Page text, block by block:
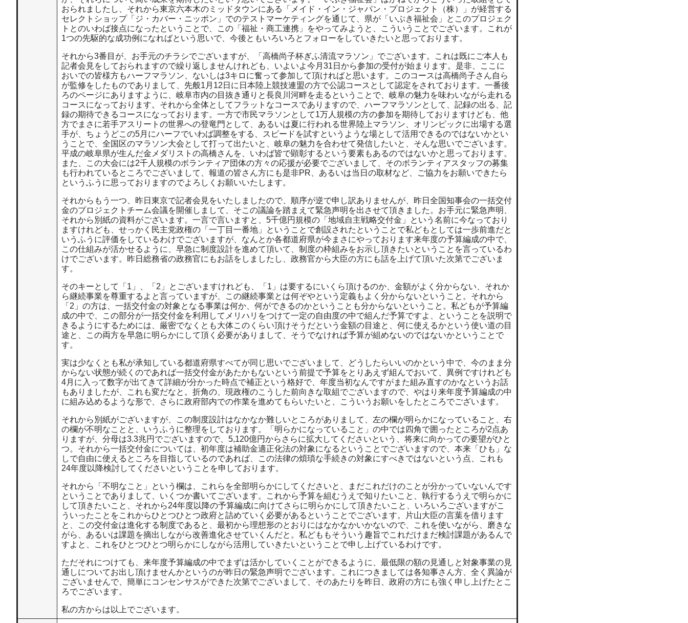
おられましたし、それから東京六本木のミッドタウンにある「メイド・イン・ジャパン・プロジェクト（株）」が経営する
セレクトショップ「ジ・カバー・ニッポン」でのテストマーケティングを通じて、県が「いぶき福祉会」とこのプロジェク
トとのいわば接点になったということで、この「福祉・商工連携」をやってみようと、こういうことでございます。これが
1つの先駆的な成功例になればという思いで、今後ともいろいろとフォローをしていきたいと思っております。
それから3番目が、お手元のチラシでございますが、「高橋尚子杯ぎふ清流マラソン」でございます。これは既にご本人も
記者会見をしておられますので繰り返しませんけれども、いよいよ今月31日から参加の受付が始まります。是非、ここに
おいでの皆様方もハーフマラソン、ないしは3キロに奮って参加して頂ければと思います。このコースは高橋尚子さん自ら
が監修をしたものでありまして、先般1月12日に日本陸上競技連盟の方で公認コースとして認定をされております。一番後
ろのページにありますように、岐阜市内の目抜き通りと長良川河畔を走るということで、岐阜の魅力を味わいながら走れる
コースになっております。それから全体としてフラットなコースでありますので、ハーフマラソンとして、記録の出る、記
録の期待できるコースになっております。一方で市民マラソンとして1万人規模の方の参加を期待しておりますけども、他
方でまさに若手アスリートの世界への登竜門として、あるいは夏に行われる世界陸上マラソン、オリンピックに出場する選
手が、ちょうどこの5月にハーフでいわば調整をする、スピードを試すというような場として活用できるのではないかとい
うことで、全国区のマラソン大会として打って出たいと、岐阜の魅力を合わせて発信したいと、そんな思いでございます。
平成の岐阜県が生んだ金メダリストの高橋さんを、いわば皆で顕彰するという要素もあるのではないかと思っております。
また、この大会には2千人規模のボランティア団体の方々の応援が必要でございまして、そのボランティアスタッフの募集
も行われているところでございまして、報道の皆さん方にも是非PR、あるいは当日の取材など、ご協力をお願いできたら
というふうに思っておりますのでよろしくお願いいたします。
それからもう一つ、昨日東京で記者会見をいたしましたので、順序が逆で申し訳ありませんが、昨日全国知事会の一括交付
金のプロジェクトチーム会議を開催しまして、そこの議論を踏まえて緊急声明を出させて頂きました。お手元に緊急声明、
それから別紙の資料がございます。一言で言いますと、5千億円規模の「地域自主戦略交付金」という名前に今なっており
ますけれども、せっかく民主党政権の「一丁目一番地」ということで創設されたということで私どもとしては一歩前進だと
いうふうに評価をしているわけでございますが、なんとか各都道府県が今まさにやっております来年度の予算編成の中で、
この仕組みが活かせるように、早急に制度設計を進めて頂いて、制度の枠組みをお示し頂きたいということを言っているわ
けでございます。昨日総務省の政務官にもお話をしましたし、政務官から大臣の方にも話を上げて頂いた次第でございま
す。
そのキーとして「1」、「2」とございますけれども、「1」は要するにいくら頂けるのか、金額がよく分からない、それか
ら継続事業を尊重するよと言っていますが、この継続事業とは何ぞやという定義もよく分からないということ。それから
「2」の方は、一括交付金の対象となる事業は何か、何ができるのかということも分からないということ。私どもが予算編
成の中で、この部分が一括交付金を利用してメリハリをつけて一定の自由度の中で組んだ予算ですよ、ということを説明で
きるようにするためには、厳密でなくとも大体このくらい頂けそうだという金額の目途と、何に使えるかという使い道の目
途と、この両方を早急に明らかにして頂く必要がありまして、そうでなければ予算が組めないのではないかということで
す。
実は少なくとも私が承知している都道府県すべてが同じ思いでございまして、どうしたらいいのかという中で、今のまま分
からない状態が続くのであれば一括交付金があたかもないという前提で予算をとりあえず組んでおいて、異例ですけれども
4月に入って数字が出てきて詳細が分かった時点で補正という格好で、年度当初なんですがまた組み直すのかなというお話
もありましたが、これも変だなと。折角の、現政権のこうした前向きな取組でございますので、やはり来年度予算編成の中
に組み込めるような形で、さらに政府部内での作業を進めてもらいたいと、こういうお願いをしたところでございます。
それから別紙がございますが、この制度設計はなかなか難しいところがありまして、左の欄が明らかになっていること、右
の欄が不明なことと、いうふうに整理をしております。「明らかになっていること」の中では四角で囲ったところが2点あ
りますが、分母は3.3兆円でございますので、5,120億円からさらに拡大してくださいという、将来に向かっての要望がひと
つ。それから一括交付金については、初年度は補助金適正化法の対象になるということでございますので、本来「ひも」な
しで自由に使えるところを目指しているのであれば、この法律の煩瑣な手続きの対象にすべきではないという点、これも
24年度以降検討してくださいということを申しております。
それから「不明なこと」という欄は、これらを全部明らかにしてくださいと、まだこれだけのことが分かっていないんです
ということでありまして、いくつか書いてございます。これから予算を組むうえで知りたいこと、執行するうえで明らかに
して頂きたいこと、それから24年度以降の予算編成に向けてさらに明らかにして頂きたいこと、いろいろございますがこ
ういったことをこれからひとつひとつ政府と詰めていく必要があるということでございます。片山大臣の言葉を借ります
と、この交付金は進化する制度であると、最初から理想形のとおりにはなかなかいかないので、これを使いながら、磨きな
がら、あるいは課題を摘出しながら改善進化させていくんだと。私どももそういう趣旨でこれだけまだ検討課題があるんで
すよと、これをひとつひとつ明らかにしながら活用していきたいということで申し上げているわけです。
ただそれにつけても、来年度予算編成の中でまずは活かしていくことができるように、最低限の額の見通しと対象事業の見
通しについてお出し頂けませんかというのが昨日の緊急声明でございます。これにつきましては各知事さん方、全く異論が
ございませんで、簡単にコンセンサスができた次第でございまして、そのあたりを昨日、政府の方にも強く申し上げたとこ
ろでございます。
私の方からは以上でございます。